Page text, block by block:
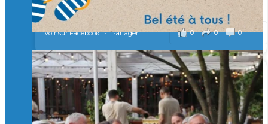
il y a 2 mois
0 0 0
Voir sur Facebook · Partager
🚀Afterwork à Genève 🚀
🥳 Le 22 avril dernier, 14 Alumni vivant / travaillant
en Suisse ont partagé un moment convivial de